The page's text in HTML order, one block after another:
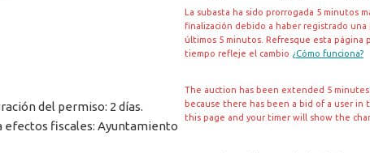
del permiso: 2 días.
efectos fiscales: Ayuntamiento
La subasta ha sido prorrogada 5 minutos
finalización debido a haber registrado
últimos 5 minutos. Refresque esta página
tiempo refleje el cambio ¿Cómo funciona?
The auction has been extended 5
because there has been a bid of a user in
this page and your timer will show the